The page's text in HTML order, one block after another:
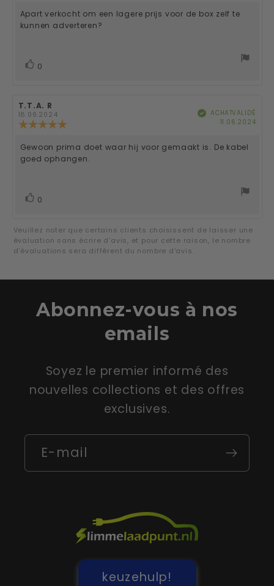
l'évaluation
:
4.0
Texte
l'évaluation:
Apart verkocht om een lagere prijs voor de box zelf te
kunnen adverteren?
Vote
0
Auteur
de
l'évaluation:
T.T.A. R
l'évaluation:
18.06.2024
l'évaluation
:
5.0
VérifiéACHAT VALIDÉ
11.06.2024
Texte
l'évaluation:
Gewoon prima doet waar hij voor gemaakt is. De kabel
goed ophangen.
Vote
0
Veuillez noter que certains clients choisissent de laisser une
évaluation sans écrire d'avis, et pour cette raison, le nombre
d'évaluations sera différent du nombre d'avis.
Abonnez-vous à nos
emails
Soyez le premier informé des
nouvelles collections et des offres
exclusives.
E-mail
keuzehulp!